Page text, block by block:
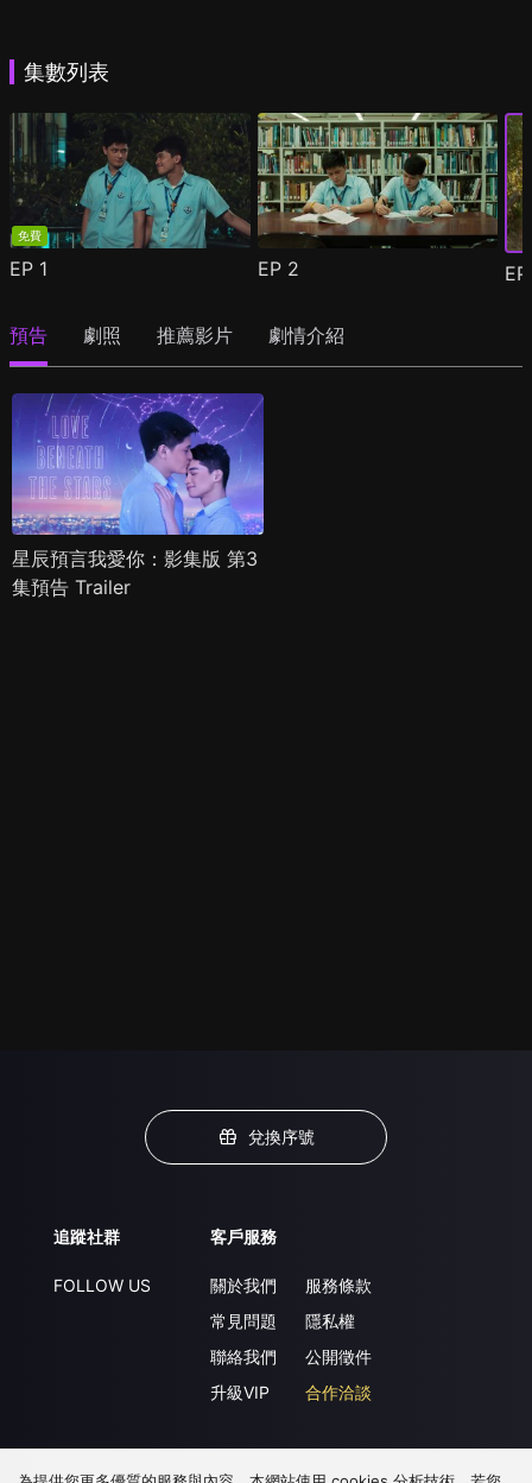
集數列表
免費
EP 1 EP 2
預告 劇照 推薦影片 劇情介紹
星辰預言我愛你：影集版 第3
集預告 Trailer
兌換序號
追蹤社群
FOLLOW US
客戶服務
關於我們
常見問題
聯絡我們
升級VIP
服務條款
隱私權
公開徵件
合作洽談